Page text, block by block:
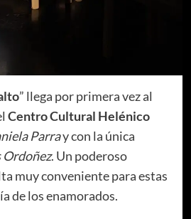
” llega por primera vez al
Centro Cultural Helénico
Parray con la única
Ordoñez. Un poderoso
muy conveniente para estas
de los enamorados.